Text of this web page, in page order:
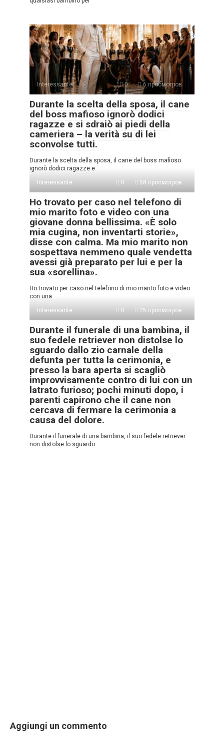
Interessante 0 6 просмотров
Durante la scelta della sposa, il cane
del boss mafioso ignorò dodici
ragazze e si sdraiò ai piedi della
cameriera – la verità su di lei
sconvolse tutti.
Durante la scelta della sposa, il cane del boss mafioso
ignorò dodici ragazze e
Interessante
0 58 просмотров
Ho trovato per caso nel telefono di
mio marito foto e video con una
giovane donna bellissima. «È solo
mia cugina, non inventarti storie»,
disse con calma. Ma mio marito non
sospettava nemmeno quale vendetta
avessi già preparato per lui e per la
sua «sorellina».
Ho trovato per caso nel telefono di mio marito foto e video
con una
Interessante
0 25 просмотров
Durante il funerale di una bambina, il
suo fedele retriever non distolse lo
sguardo dallo zio carnale della
defunta per tutta la cerimonia, e
presso la bara aperta si scagliò
improvvisamente contro di lui con un
latrato furioso; pochi minuti dopo, i
parenti capirono che il cane non
cercava di fermare la cerimonia a
causa del dolore.
Durante il funerale di una bambina, il suo fedele retriever
non distolse lo sguardo
Aggiungi un commento